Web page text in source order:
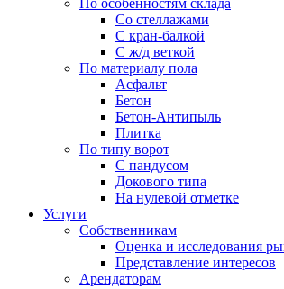
По особенностям склада
Со стеллажами
С кран-балкой
С ж/д веткой
По материалу пола
Асфальт
Бетон
Бетон-Антипыль
Плитка
По типу ворот
С пандусом
Докового типа
На нулевой отметке
Услуги
Собственникам
Оценка и исследования
Представление интересов
Арендаторам